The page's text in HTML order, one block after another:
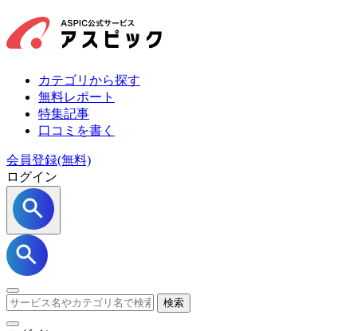
カテゴリから探す
無料レポート
特集記事
口コミを書く
会員登録(無料)
ログイン
検索